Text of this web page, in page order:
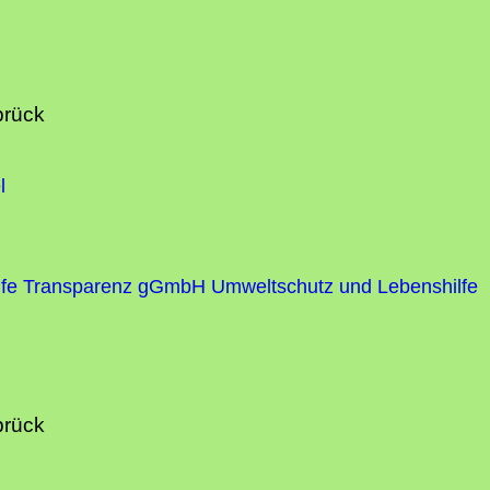
Transparenz gGmbH Umweltschutz und Lebenshilfe